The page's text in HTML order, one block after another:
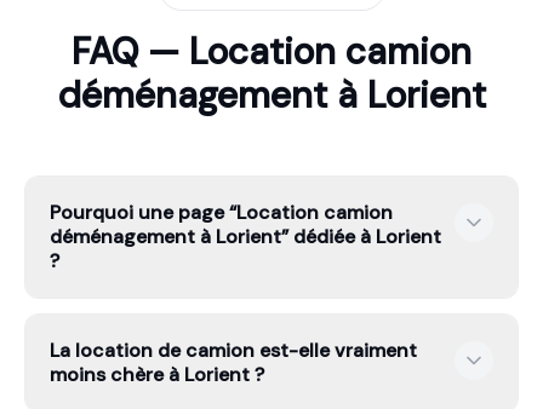
FAQ — Location camion
déménagement à Lorient
Pourquoi une page “Location camion
déménagement à Lorient” dédiée à Lorient
?
cherchent un petit volume, d’autres du stockage, ou un
transport spécialisé. Une page dédiée permet de
La location de camion est-elle vraiment
moins chère à Lorient ?